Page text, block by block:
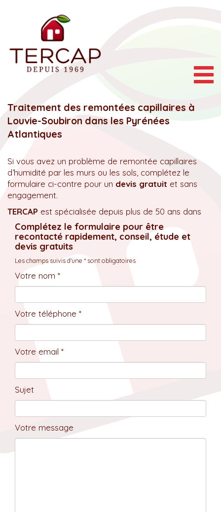
Traitement des remontées capillaires à
Louvie-Soubiron dans les Pyrénées
Atlantiques
Si vous avez un problème de remontée capillaires
d’humidité par les murs ou les sols, complétez le
formulaire ci-contre pour un devis gratuit et sans
engagement.
TERCAP est spécialisée depuis plus de 50 ans dans
Complétez le formulaire pour être
recontacté rapidement, conseil, étude et
devis gratuits
Les champs suivis d'une * sont obligatoires
Votre nom *
Votre téléphone *
Votre email *
Sujet
Votre message